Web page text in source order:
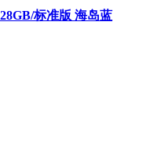
标准版 海岛蓝